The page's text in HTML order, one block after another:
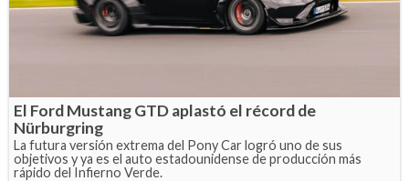
El Ford Mustang GTD aplastó el récord de
Nürburgring
La futura versión extrema del Pony Car logró uno de sus
objetivos y ya es el auto estadounidense de producción más
rápido del Infierno Verde.